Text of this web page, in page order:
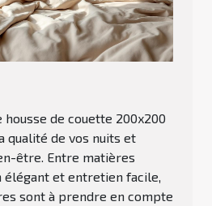
de couette 200x200
qualité de vos nuits et
être. Entre matières
élégant et entretien facile,
sont à prendre en compte